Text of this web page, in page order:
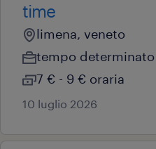
time
limena, veneto
tempo determinato
7 € - 9 € oraria
10 luglio 2026